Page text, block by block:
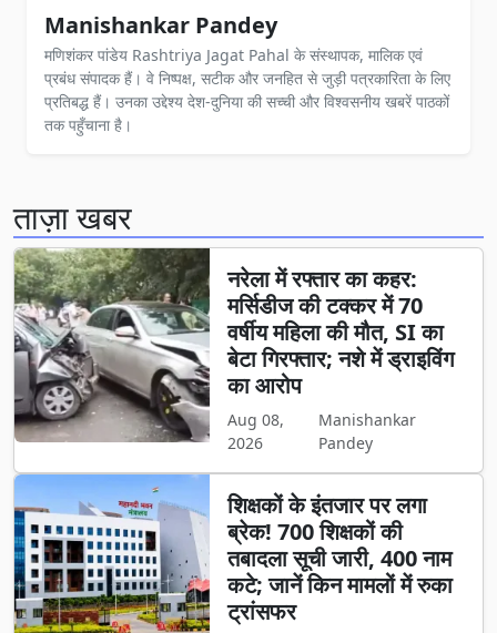
Manishankar Pandey
मणिशंकर पांडेय Rashtriya Jagat Pahal के संस्थापक, मालिक एवं
प्रबंध संपादक हैं। वे निष्पक्ष, सटीक और जनहित से जुड़ी पत्रकारिता के लिए
प्रतिबद्ध हैं। उनका उद्देश्य देश-दुनिया की सच्ची और विश्वसनीय खबरें पाठकों
तक पहुँचाना है।
ताज़ा खबर
नरेला में रफ्तार का कहर:
मर्सिडीज की टक्कर में 70
वर्षीय महिला की मौत, SI का
बेटा गिरफ्तार; नशे में ड्राइविंग
का आरोप
Aug 08,
2026
Manishankar
Pandey
शिक्षकों के इंतजार पर लगा
ब्रेक! 700 शिक्षकों की
तबादला सूची जारी, 400 नाम
कटे; जानें किन मामलों में रुका
ट्रांसफर